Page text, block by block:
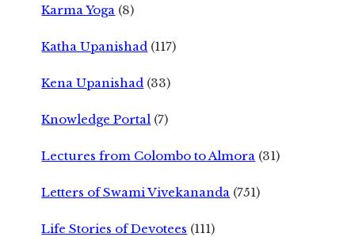
Karma Yoga (8)
Katha Upanishad (117)
Kena Upanishad (33)
Knowledge Portal (7)
Lectures from Colombo to Almora (31)
Letters of Swami Vivekananda (751)
Life Stories of Devotees (111)